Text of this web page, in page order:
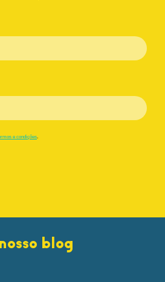
e condições
blog